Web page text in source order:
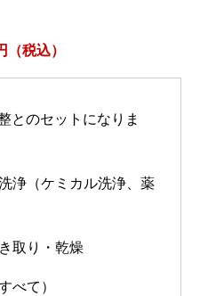
税込）
とのセットになりま
浄（ケミカル洗浄、薬
取り・乾燥
べて）